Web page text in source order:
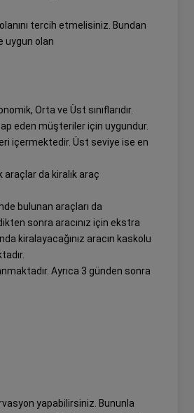
tercih etmelisiniz. Bundan
uygun olan
Orta ve Üst sınıflarıdır.
eden müşteriler için uygundur.
içermektedir. Üst seviye ise en
da kiralık araç
bulunan araçları da
sonra aracınız için ekstra
kiralayacağınız aracın kaskolu
Ayrıca 3 günden sonra
yapabilirsiniz. Bununla